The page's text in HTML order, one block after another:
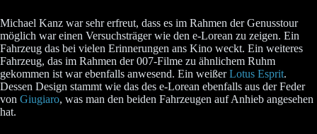
Michael Kanz war sehr erfreut, dass es im Rahmen der Genusstour
möglich war einen Versuchsträger wie den e-Lorean zu zeigen. Ein
Fahrzeug das bei vielen Erinnerungen ans Kino weckt. Ein weiteres
Fahrzeug, das im Rahmen der 007-Filme zu ähnlichem Ruhm
gekommen ist war ebenfalls anwesend. Ein weißerLotus Esprit.
Dessen Design stammt wie das des e-Lorean ebenfalls aus der Feder
von Giugiaro, was man den beiden Fahrzeugen auf Anhieb angesehen
hat.